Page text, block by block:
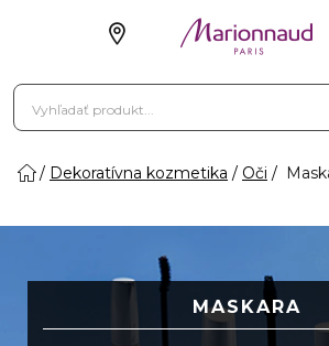
Dekoratívna kozmetika Oči
MASKARA